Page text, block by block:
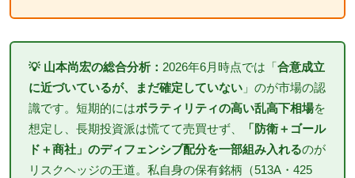
💡 山本尚宏の総合分析： 2026年6月時点では「 合意成立
に近づいているが、まだ確定していない 」のが市場の認
識です。短期的にはボラティリティの高い乱高下相場を
想定し、長期投資派は慌てて売買せず、
「防衛＋ゴール
ド＋商社」のディフェンシブ配分を一部組み入れるのが
リスクヘッジの王道。私自身の保有銘柄（513A・425